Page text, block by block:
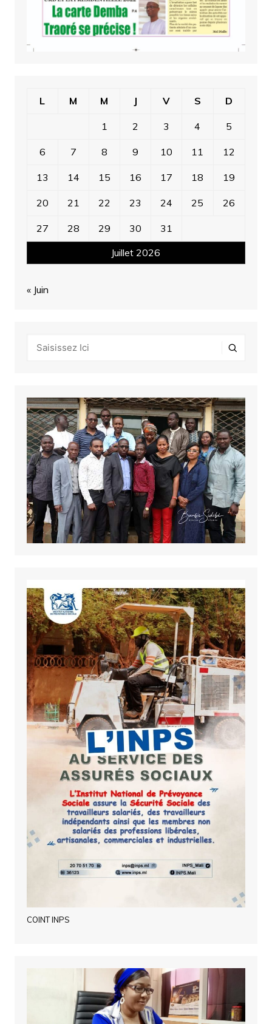
Juillet 2026
L M M J V S D
1 2 3 4 5
6 7 8 9 10 11 12
13 14 15 16 17 18 19
20 21 22 23 24 25 26
27 28 29 30 31
« Juin
COINT INPS